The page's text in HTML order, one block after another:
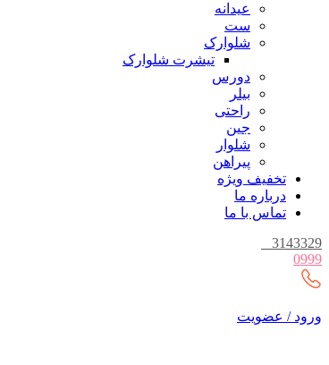
عیدانه
ست
شلوارک
تیشرت شلوارک
دورس
بیلر
راحتی
جین
شلوار
پیراهن
تخفیف ویژه
درباره ما
تماس با ما
3143329
0999
ورود / عضویت